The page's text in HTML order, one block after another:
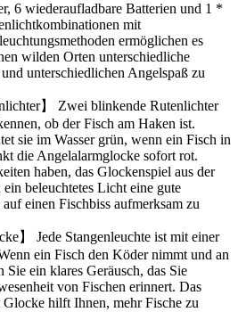
6 wiederaufladbare Batterien und 1 *
mit
ermöglichen es
wilden Orten unterschiedliche
unterschiedlichen Angelspaß zu
】 Zwei blinkende Rutenlichter
ob der Fisch am Haken ist.
sie im Wasser grün, wenn ein Fisch in
die Angelalarmglocke sofort rot.
haben, das Glockenspiel aus der
beleuchtetes Licht eine gute
einen Fischbiss aufmerksam zu
】 Jede Stangenleuchte ist mit einer
ein Fisch den Köder nimmt und an
Sie ein klares Geräusch, das Sie
von Fischen erinnert. Das
hilft Ihnen, mehr Fische zu